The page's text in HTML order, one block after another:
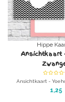
Hippe
Ansichtkaart
Ansichtkaart -
ansichtkaart 1,25